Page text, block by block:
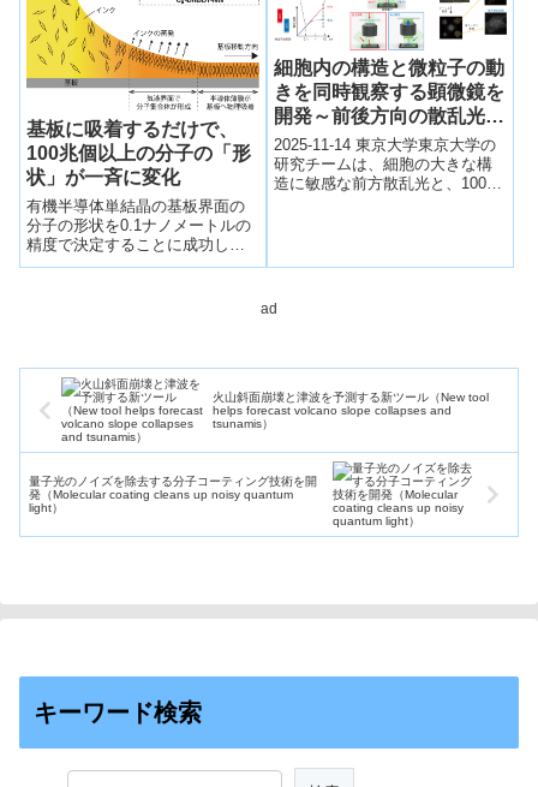
基板に吸着するだけで、
100兆個以上の分子の「形
状」が一斉に変化
有機半導体単結晶の基板界面の
分子の形状を0.1ナノメートルの
精度で決定することに成功し、
基板に物理吸着するだけで100兆
細胞内の構造と微粒子の動
きを同時観察する顕微鏡を
開発～前後方向の散乱光を
同時にとらえる“双方向定
量散乱顕微鏡”～
2025-11-14 東京大学東京大学の
研究チームは、細胞の大きな構
造に敏感な前方散乱光と、100
ad
火山斜面崩壊と津波を予測する新ツール（New tool
helps forecast volcano slope collapses and
tsunamis）
量子光のノイズを除去する分子コーティング技術を開
発（Molecular coating cleans up noisy quantum
light）
キーワード検索